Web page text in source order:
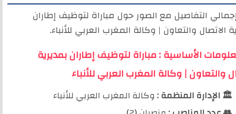
التفاصيل مع الصور حول مباراة لتوظيف إطاران
الاتصال والتعاون | وكالة المغرب العربي للأنباء.
الأساسية : مباراة لتوظيف إطاران بمديرية
والتعاون | وكالة المغرب العربي للأنباء
🏛️ الإدارة المنظمة : وكالة المغرب العربي للأنباء